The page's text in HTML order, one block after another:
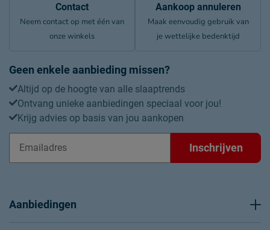
Contact
Neem contact op met één van
onze winkels
Aankoop annuleren
Maak eenvoudig gebruik van
je wettelijke bedenktijd
Geen enkele aanbieding missen?
Altijd op de hoogte van alle slaaptrends
Ontvang unieke aanbiedingen speciaal voor jou!
Krijg advies op basis van jou aankopen
Inschrijven
Aanbiedingen